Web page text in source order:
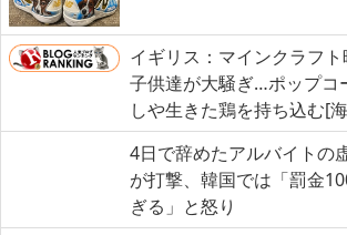
イギリス：マインクラフ
子供達が大騒ぎ…ポップコ
しや生きた鶏を持ち込む[
4日で辞めたアルバイトの
が打撃、韓国では「罰金
ぎる」と怒り